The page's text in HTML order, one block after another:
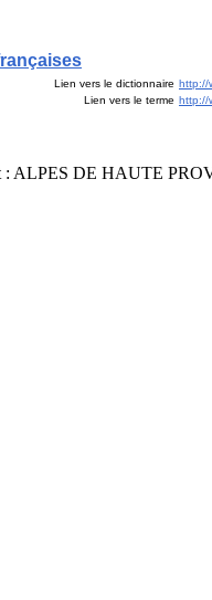
Lien vers le dictionnaire http://
Lien vers le terme http://
: ALPES DE HAUTE